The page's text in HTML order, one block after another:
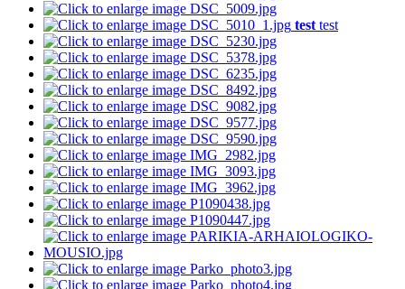
test test